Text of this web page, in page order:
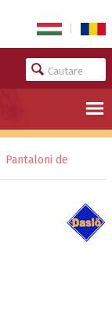
Pantaloni de